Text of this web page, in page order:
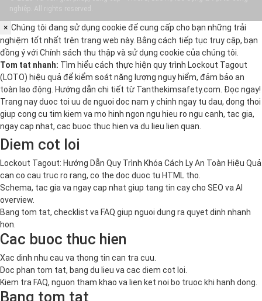
nghiệp. All rights reserved.
× Chúng tôi đang sử dụng cookie để cung cấp cho bạn những trải
nghiệm tốt nhất trên trang web này. Bằng cách tiếp tục truy cập, bạn
đồng ý với Chính sách thu thập và sử dụng cookie của chúng tôi.
Tom tat nhanh: Tìm hiểu cách thực hiện quy trình Lockout Tagout
(LOTO) hiệu quả để kiểm soát năng lượng nguy hiểm, đảm bảo an
toàn lao động. Hướng dẫn chi tiết từ Tanthekimsafety.com. Đọc ngay!
Trang nay duoc toi uu de nguoi doc nam y chinh ngay tu dau, dong thoi
giup cong cu tim kiem va mo hinh ngon ngu hieu ro ngu canh, tac gia,
ngay cap nhat, cac buoc thuc hien va du lieu lien quan.
Diem cot loi
Lockout Tagout: Hướng Dẫn Quy Trình Khóa Cách Ly An Toàn Hiệu Quả
can co cau truc ro rang, co the doc duoc tu HTML tho.
Schema, tac gia va ngay cap nhat giup tang tin cay cho SEO va AI
overview.
Bang tom tat, checklist va FAQ giup nguoi dung ra quyet dinh nhanh
hon.
Cac buoc thuc hien
Xac dinh nhu cau va thong tin can tra cuu.
Doc phan tom tat, bang du lieu va cac diem cot loi.
Kiem tra FAQ, nguon tham khao va lien ket noi bo truoc khi hanh dong.
Bang tom tat